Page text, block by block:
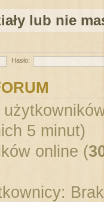
lub nie
Hasło:
5 minut)
online (